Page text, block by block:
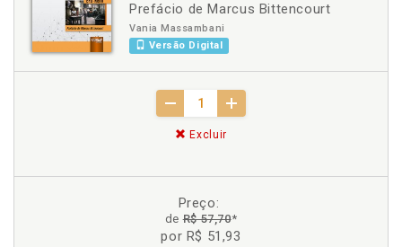
Prefácio de Marcus Bittencourt
Vania Massambani
Versão Digital
Excluir
Preço:
deR$ 57,70*
por R$ 51,93